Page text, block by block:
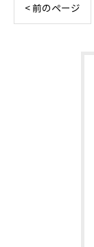
< 前のページ